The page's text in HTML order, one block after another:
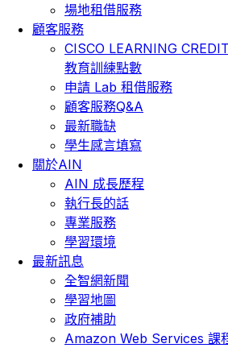
場地租借服務
顧客服務
CISCO LEARNING
教育訓練點數
申請 Lab 租借服務
顧客服務Q&A
最新職缺
學生感言填寫
關於AIN
AIN 成長歷程
執行長的話
專業服務
學習環境
最新訊息
全智網新聞
學習地圖
政府補助
Amazon Web Services 課